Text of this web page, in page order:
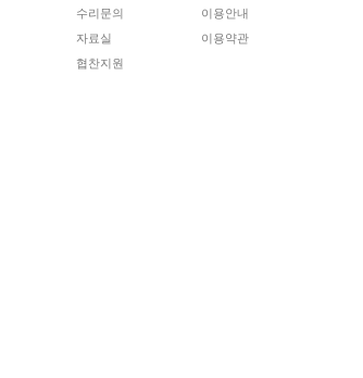
수리문의
자료실
협찬지원
이용안내
이용약관